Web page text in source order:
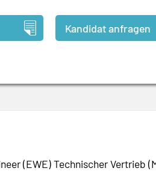
Kandidat anfragen
(EWE) Technischer Vertrieb